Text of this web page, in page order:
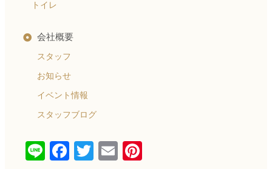
トイレ
会社概要
スタッフ
お知らせ
イベント情報
スタッフブログ
LineFacebook
TwitterEmail